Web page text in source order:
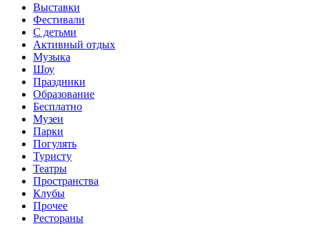
Выставки
Фестивали
С детьми
Активный отдых
Музыка
Шоу
Праздники
Образование
Бесплатно
Музеи
Парки
Погулять
Туристу
Театры
Пространства
Клубы
Прочее
Рестораны